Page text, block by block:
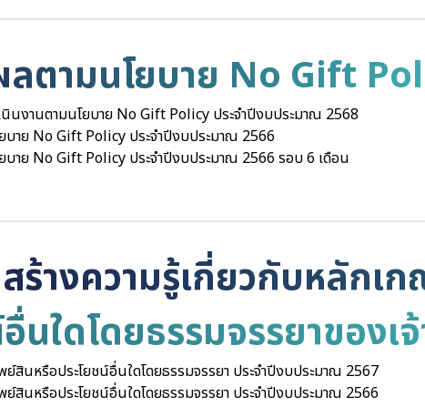
ลตามนโยบาย No Gift
นินงานตามนโยบาย No Gift Policy ประจำปีงบประมาณ 2568
บาย No Gift Policy ประจำปีงบประมาณ 2566
บาย No Gift Policy ประจำปีงบประมาณ 2566 รอบ 6 เดือน
สร้างความรู้เกี่ยวกับหลัก
นใดโดยธรรมจรรยาของ
ย์สินหรือประโยชน์อื่นใดโดยธรรมจรรยา ประจำปีงบประมาณ 2567
ย์สินหรือประโยชน์อื่นใดโดยธรรมจรรยา ประจำปีงบประมาณ 2566